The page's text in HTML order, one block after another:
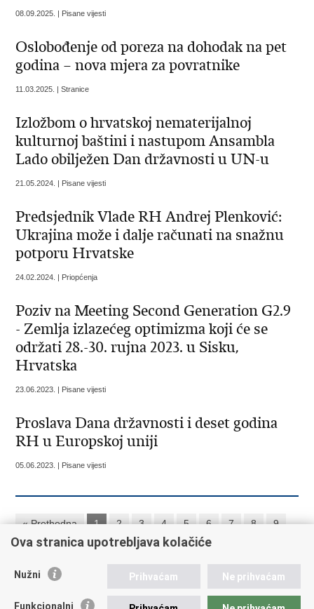
08.09.2025. | Pisane vijesti
Oslobođenje od poreza na dohodak na pet
godina – nova mjera za povratnike
11.03.2025. | Stranice
Izložbom o hrvatskoj nematerijalnoj
kulturnoj baštini i nastupom Ansambla
Lado obilježen Dan državnosti u UN-u
21.05.2024. | Pisane vijesti
Predsjednik Vlade RH Andrej Plenković:
Ukrajina može i dalje računati na snažnu
potporu Hrvatske
24.02.2024. | Priopćenja
Poziv na Meeting Second Generation G2.9
- Zemlja izlazećeg optimizma koji će se
održati 28.-30. rujna 2023. u Sisku,
Hrvatska
23.06.2023. | Pisane vijesti
Proslava Dana državnosti i deset godina
RH u Europskoj uniji
05.06.2023. | Pisane vijesti
« Prethodna 1 2 3 4 5 6 7 8
9
10
Sljedeća » »»
Ova stranica upotrebljava kolačiće
Nužni Prihvaćam Ne prihvaćam
Funkcionalni